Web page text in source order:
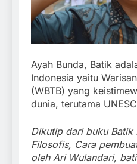
Ayah Bunda, Batik
Indonesia yaitu
(WBTB) yang
dunia, terutama
Dikutip dari buku Batik
Filosofis, Cara
oleh Ari Wulandari,